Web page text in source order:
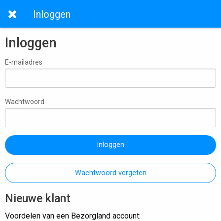
Inloggen
Inloggen
E-mailadres
Wachtwoord
Inloggen
Wachtwoord vergeten
Nieuwe klant
Voordelen van een Bezorgland account: